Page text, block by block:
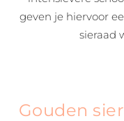
geven je hiervoor
sieraad
Gouden